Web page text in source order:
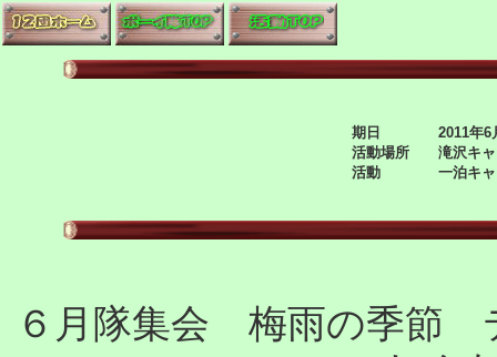
期日 2011年6月
活動場所 滝沢キャ
活動 一泊キャ
６月隊集会 梅雨の季節